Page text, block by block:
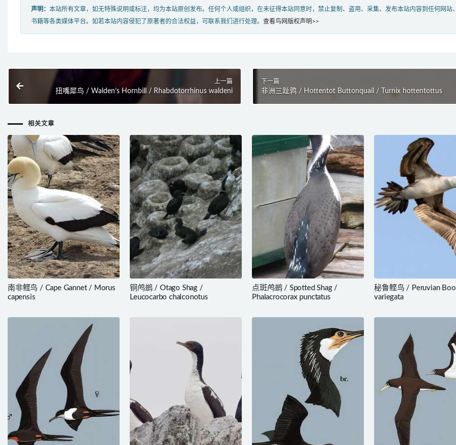
声明： 本站所有文章，如无特殊说明或标注，均为本站原创发布。任何个人或组织，在未征得本站同意时，禁止复制、盗用、采集、发布本站内容到任何网站
书籍等各类媒体平台。如若本站内容侵犯了原著者的合法权益，可联系我们进行处理。 查看鸟网版权声明>>
上一篇
扭嘴犀鸟 / Walden’s Hornbill / Rhabdotorrhinus waldeni
下一篇
非洲三趾鹑 / Hottentot Buttonquail / Turnix hottentottus
相关文章
南非鲣鸟 / Cape Gannet / Morus
capensis
铜鸬鹚 / Otago Shag /
Leucocarbo chalconotus
点斑鸬鹚 / Spotted Shag /
Phalacrocorax punctatus
秘鲁鲣鸟 / Peruvian
variegata